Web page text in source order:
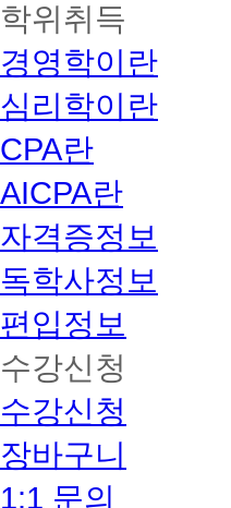
학위취득
경영학이란
심리학이란
CPA란
AICPA란
자격증정보
독학사정보
편입정보
수강신청
수강신청
장바구니
1:1 문의